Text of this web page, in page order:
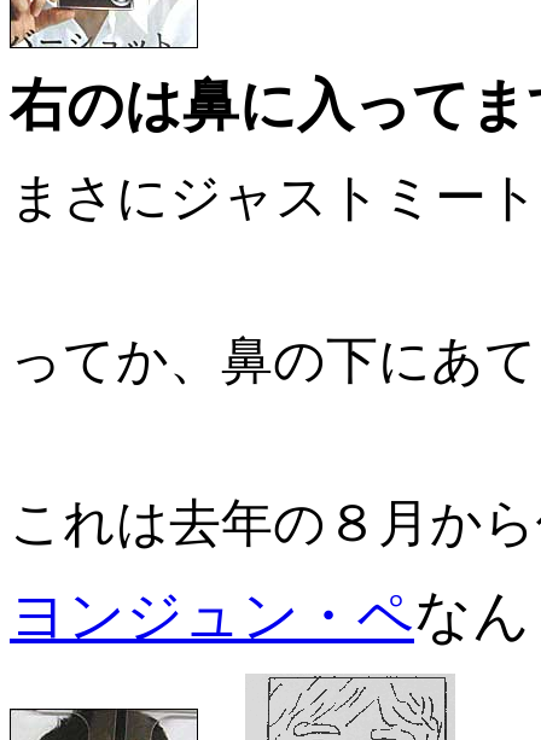
右のは鼻に入って
まさにジャストミー
ってか、 鼻の下にあ
これは去年の８月か
ヨンジュン・ペな